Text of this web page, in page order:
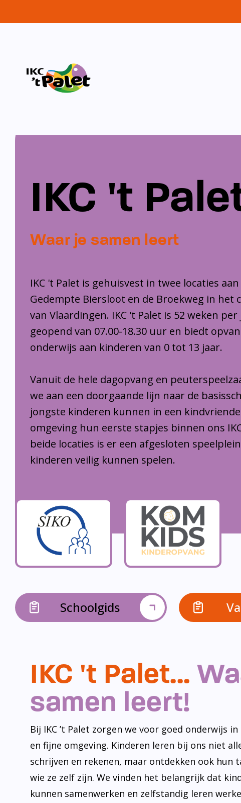
IKC 't
Waar je samen leert
IKC 't Palet is gehuisvest in twee locaties aan
Gedempte Biersloot en de Broekweg in het
van Vlaardingen. IKC 't Palet is 52 weken per
geopend van 07.00-18.30 uur en biedt
onderwijs aan kinderen van 0 tot 13 jaar.
Vanuit de hele dagopvang en
we aan een doorgaande lijn naar de
jongste kinderen kunnen in een
omgeving hun eerste stapjes binnen ons
beide locaties is er een afgesloten
kinderen veilig kunnen spelen.
Schoolgids
IKC 't Palet...
samen leert!
Bij IKC ’t Palet zorgen we voor goed onderwijs in
en fijne omgeving. Kinderen leren bij ons niet
schrijven en rekenen, maar ontdekken ook hun
wie ze zelf zijn. We vinden het belangrijk dat
kunnen samenwerken en zelfstandig leren